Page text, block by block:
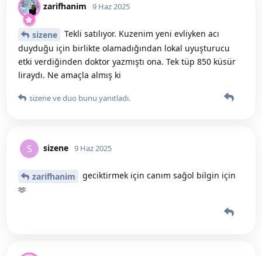
zarifhanim 9 Haz 2025
sizene
Tekli satılıyor. Kuzenim yeni evliyken acı
duyduğu için birlikte olamadığından lokal uyuşturucu
etki verdiğinden doktor yazmıştı ona. Tek tüp 850 küsür
liraydı. Ne amaçla almış ki
sizeneveduo bunu yanıtladı.
S sizene 9 Haz 2025
zarifhanim
geciktirmek için canım sağol bilgin için
🫶